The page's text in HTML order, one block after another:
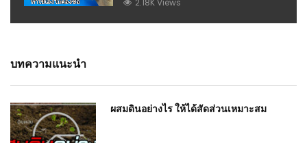
2.18K Views
บทความแนะนำ
ผสมดินอย่างไร ให้ได้สัดส่วนเหมาะสม